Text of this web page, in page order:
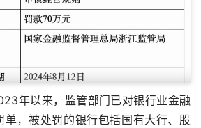
年以来，监管部门已对银行业金融
单，被处罚的银行包括国有大行、股